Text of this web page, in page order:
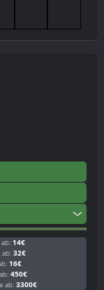
14€
ab: 32€
16€
450€
ab: 3300€